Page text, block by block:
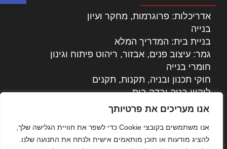
אנו מעריכים את פרטיותך
אנו משתמשים בקובצי Cookie כדי לשפר את חוויית הגלישה שלך,
להציג מודעות או תוכן מותאמים אישית ולנתח את התנועה שלנו.
אדריכלות: פרוגרמות, מחקר ועיון
בנייה
בניית בית: המדריך המלא
גמר: עיצוב פנים, אבזור, ריהוט פיתוח וגינון
חומרי בנייה
חוקי תכנון ובניה, תקנות, תקנים
ליקויי בניה ובדק בית
נדל"ן: זכויות, אגרות ועסקאות
עקרונות ניהול אחזקה מתקדמות
צילום אדריכלי